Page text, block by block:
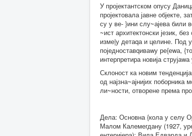
У пројектантском опусу
пројектовала јавне објекте,
су у ве- }ини слу~ајева били
~ист архитектонски језик,
изме|у детаqа и целине. Под
поједноставqиваwу ре{еwа,
интерпретира новија
Склоност ка новим
од најзна~ајнијих
ли~ности, отворене према
Дела: Основна {кола у селу
Малом Калемегдану (1927,